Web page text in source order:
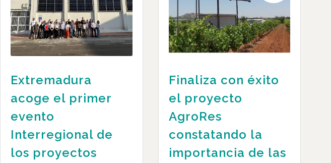
Extremadura
acoge el primer
evento
Interregional de
los proyectos
Finaliza con éxito
el proyecto
AgroRes
constatando la
importancia de las